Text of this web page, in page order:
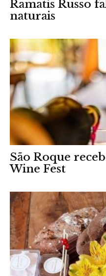
Ramatis Russo
naturais
São Roque
Wine Fest